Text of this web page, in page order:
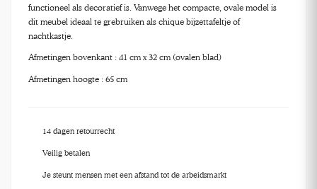
functioneel als decoratief is. Vanwege het compacte, ovale model is
dit meubel ideaal te grebruiken als chique bijzettafeltje of
nachtkastje.
Afmetingen bovenkant : 41 cm x 32 cm (ovalen blad)
Afmetingen hoogte : 65 cm
14 dagen retourrecht
Veilig betalen
Je steunt mensen met een afstand tot de arbeidsmarkt